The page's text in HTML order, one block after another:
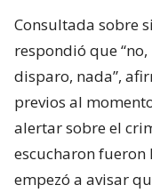
Consultada sobre
respondió que
disparo, nada”,
previos al
alertar sobre el
escucharon fueron
empezó a avisar